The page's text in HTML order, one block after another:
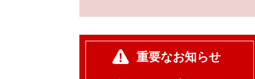
重要なお知らせ